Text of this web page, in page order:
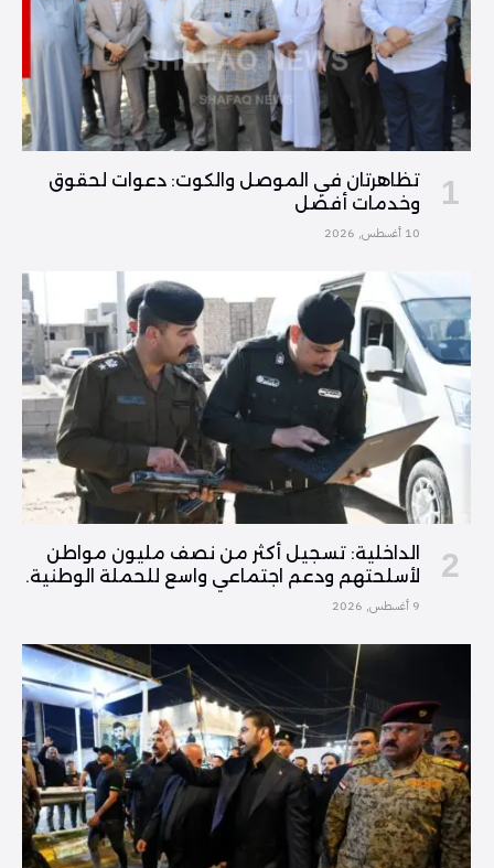
تظاهرتان في الموصل والكوت: دعوات لحقوق
وخدمات أفضل
10 أغسطس, 2026
الداخلية: تسجيل أكثر من نصف مليون مواطن
لأسلحتهم ودعم اجتماعي واسع للحملة الوطنية.
9 أغسطس, 2026